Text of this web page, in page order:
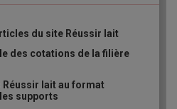
du site Réussir lait
des cotations de la filière
Réussir lait au format
supports